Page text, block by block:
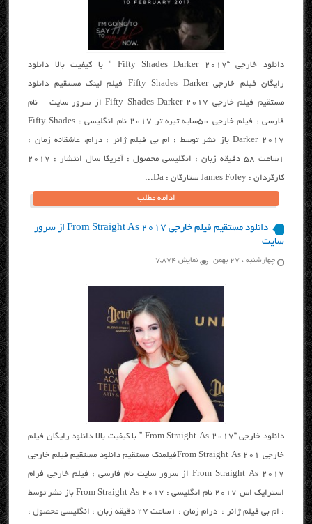
دانلود خارجی “Fifty Shades Darker 2017 ” با کیفیت بالا دانلود
رایگان فیلم خارجی Fifty Shades Darker فیلم لینک مستقیم دانلود
مستقیم فیلم خارجی Fifty Shades Darker 2017 از سرور سایت نام
فارسی : فیلم خارجی ۵۰سایه تیره تر ۲۰۱۷ نام انگلیسی : Fifty Shades
Darker 2017 باز نشر توسط : ام بی فیلم ژانر : درام، عاشقانه زمان :
۱ساعت ۵۸ دقیقه زبان : انگلیسی محصول : آمریکا سال انتشار : ۲۰۱۷
کارگردان : James Foley ستارگان : Da...
ادامه مطلب
دانلود مستقیم فیلم خارجی From Straight As 2017 از سرور
سایت
چهارشنبه ، ۲۷ بهمن نمایش 7,874
دانلود خارجی “From Straight As 2017 ” با کیفیت بالا دانلود رایگان فیلم
خارجی From Straight As 201فیلمنک مستقیم دانلود مستقیم فیلم خارجی
From Straight As 2017 از سرور سایت نام فارسی : فیلم خارجی فرام
استرایک اس ۲۰۱۷ نام انگلیسی : From Straight As 2017 باز نشر توسط
: ام بی فیلم ژانر : درام زمان : ۱ساعت ۲۷ دقیقه زبان : انگلیسی محصول :